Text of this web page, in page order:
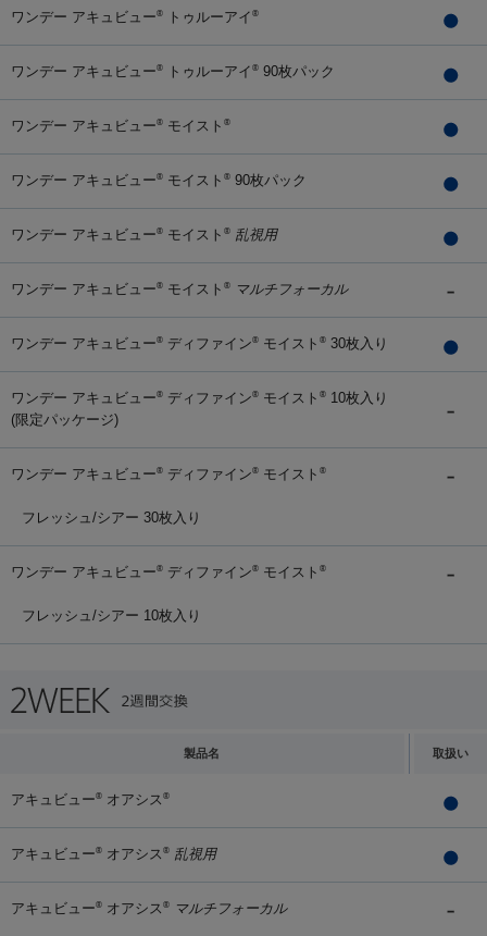
ワンデー アキュビュー® トゥルーアイ ®
ワンデー アキュビュー® トゥルーアイ ® 90枚パック
ワンデー アキュビュー® モイスト ®
ワンデー アキュビュー® モイスト ® 90枚パック
ワンデー アキュビュー® モイスト ® 乱視用
ワンデー アキュビュー® モイスト ® マルチフォーカル
ワンデー アキュビュー® ディファイン® モイスト ® 30枚入り
ワンデー アキュビュー® ディファイン® モイスト ® 10枚入り
(限定パッケージ)
ワンデー アキュビュー® ディファイン® モイスト ®
フレッシュ/シアー 30枚入り
ワンデー アキュビュー® ディファイン® モイスト ®
フレッシュ/シアー 10枚入り
製品名 取扱い
アキュビュー® オアシス ®
アキュビュー® オアシス ® 乱視用
アキュビュー® オアシス ® マルチフォーカル